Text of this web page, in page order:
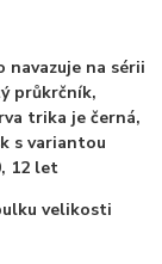
na sérii
průkrčník,
trika je černá,
s variantou
12 let
velikosti